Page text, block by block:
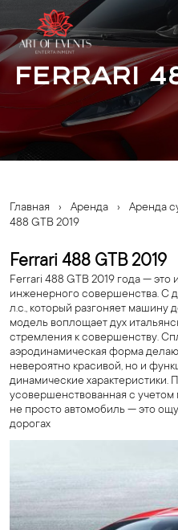
Ferrari
Главная › Аренда › Аренда
488 GTB 2019
Ferrari 488 GTB 2019
Ferrari 488 GTB 2019 года —
инженерного совершенства. С
л.с., который разгоняет машину
модель воплощает дух
стремления к совершенству.
аэродинамическая форма
невероятно красивой, но и
динамические характеристики.
усовершенствованная с
не просто автомобиль — это
дорогах